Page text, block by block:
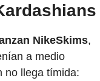
NikeSkims,
a medio
no llega tímida: